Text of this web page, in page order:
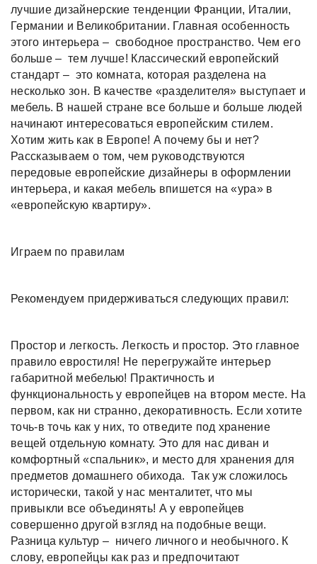
лучшие дизайнерские тенденции Франции, Италии,
Германии и Великобритании. Главная особенность
этого интерьера – свободное пространство. Чем его
больше – тем лучше! Классический европейский
стандарт – это комната, которая разделена на
несколько зон. В качестве «разделителя» выступает и
мебель. В нашей стране все больше и больше людей
начинают интересоваться европейским стилем.
Хотим жить как в Европе! А почему бы и нет?
Рассказываем о том, чем руководствуются
передовые европейские дизайнеры в оформлении
интерьера, и какая мебель впишется на «ура» в
«европейскую квартиру».
Играем по правилам
Рекомендуем придерживаться следующих правил:
Простор и легкость. Легкость и простор. Это главное
правило евростиля! Не перегружайте интерьер
габаритной мебелью! Практичность и
функциональность у европейцев на втором месте. На
первом, как ни странно, декоративность. Если хотите
точь-в точь как у них, то отведите под хранение
вещей отдельную комнату. Это для нас диван и
комфортный «спальник», и место для хранения для
предметов домашнего обихода. Так уж сложилось
исторически, такой у нас менталитет, что мы
привыкли все объединять! А у европейцев
совершенно другой взгляд на подобные вещи.
Разница культур – ничего личного и необычного. К
слову, европейцы как раз и предпочитают